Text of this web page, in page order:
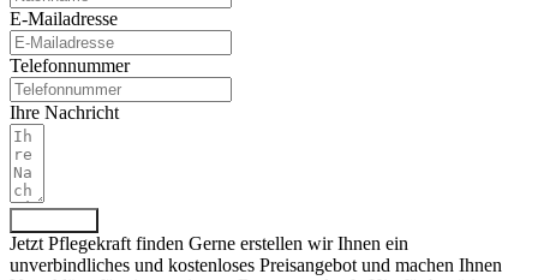
E-Mailadresse
Telefonnummer
Ihre Nachricht
Jetzt Pflegekraft finden Gerne erstellen wir Ihnen ein
unverbindliches und kostenloses Preisangebot und machen Ihnen